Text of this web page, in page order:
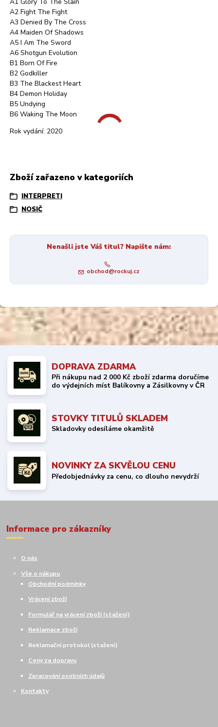
A2 Fight The Fight
A3 Denied By The Cross
A4 Maiden Of Shadows
A5 I Am The Sword
A6 Shotgun Evolution
B1 Born Of Fire
B2 Godkiller
B3 The Blackest Heart
B4 Demon Holiday
B5 Undying
B6 Waking The Moon
Rok vydání: 2020
Zboží zařazeno v kategoriích
INTERPRETI
NOSIČ
Nenašli jste Váš titul? Napište nám:
obchod@rockuj.cz
DOPRAVA ZDARMA
Při nákupu nad 2 000 Kč zboží zdarma doručíme
do výdejních míst Balíkovny a Zásilkovny v ČR
STOVKY TITULŮ SKLADEM
Skladovky odesíláme okamžitě
NOVINKY ZA SKVĚLOU CENU
Předobjednávky za cenu, co dlouho nevydrží
Informace pro zákazníky
O nás
Vše o nákupu
Obchodní podmínky
Vrácení zboží
Formulář na vrácení zboží (stažení)
Reklamace zboží
Reklamační protokol (stažení)
Ceny za dopravu
Zpracování osobních údajů
Kontakty